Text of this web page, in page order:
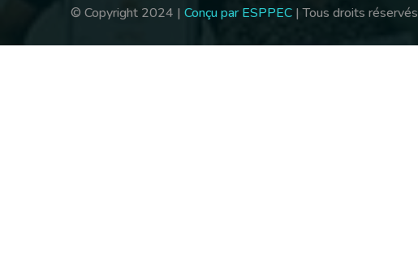
© Copyright 2024 | Conçu par ESPPEC | Tous droits réservés